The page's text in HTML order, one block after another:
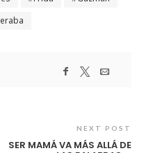
NEXT POST
SER MAMÁ VA MÁS ALLÁ DE